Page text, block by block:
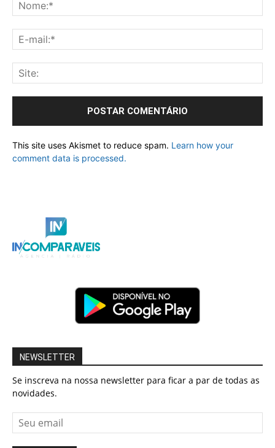
This site uses Akismet to reduce spam. Learn how your
comment data is processed.
NEWSLETTER
Se inscreva na nossa newsletter para ficar a par de todas as
novidades.